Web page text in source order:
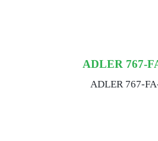
ADLER 767-
ADLER 767-